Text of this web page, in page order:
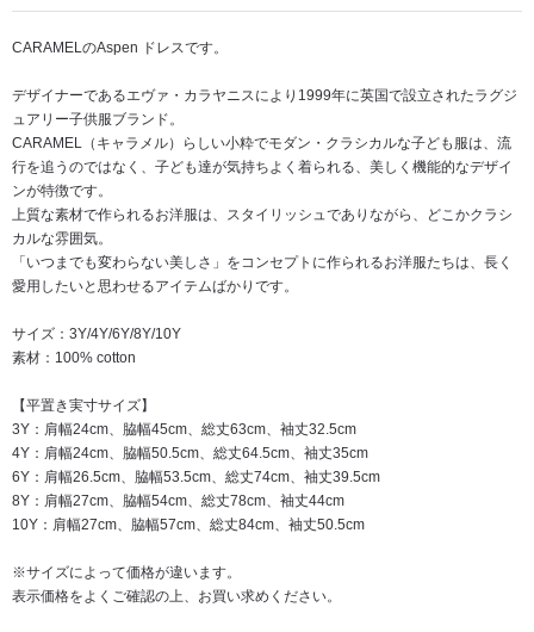
CARAMELのAspen ドレスです。
デザイナーであるエヴァ・カラヤニスにより1999年に英国で設立されたラグジ
ュアリー子供服ブランド。
CARAMEL（キャラメル）らしい小粋でモダン・クラシカルな子ども服は、流
行を追うのではなく、子ども達が気持ちよく着られる、美しく機能的なデザイ
ンが特徴です。
上質な素材で作られるお洋服は、スタイリッシュでありながら、どこかクラシ
カルな雰囲気。
「いつまでも変わらない美しさ」をコンセプトに作られるお洋服たちは、長く
愛用したいと思わせるアイテムばかりです。
サイズ：3Y/4Y/6Y/8Y/10Y
素材：100% cotton
【平置き実寸サイズ】
3Y：肩幅24cm、脇幅45cm、総丈63cm、袖丈32.5cm
4Y：肩幅24cm、脇幅50.5cm、総丈64.5cm、袖丈35cm
6Y：肩幅26.5cm、脇幅53.5cm、総丈74cm、袖丈39.5cm
8Y：肩幅27cm、脇幅54cm、総丈78cm、袖丈44cm
10Y：肩幅27cm、脇幅57cm、総丈84cm、袖丈50.5cm
※サイズによって価格が違います。
表示価格をよくご確認の上、お買い求めください。